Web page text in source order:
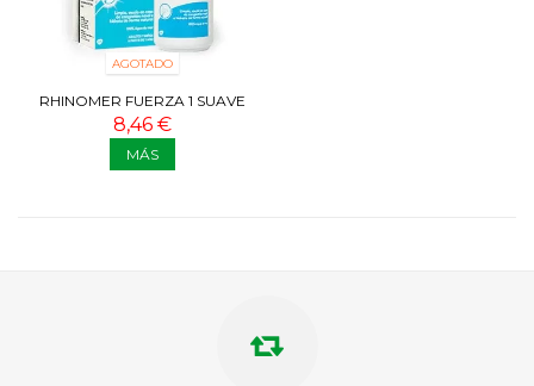
AGOTADO
RHINOMER FUERZA 1 SUAVE
135 ML
8,46 €
MÁS